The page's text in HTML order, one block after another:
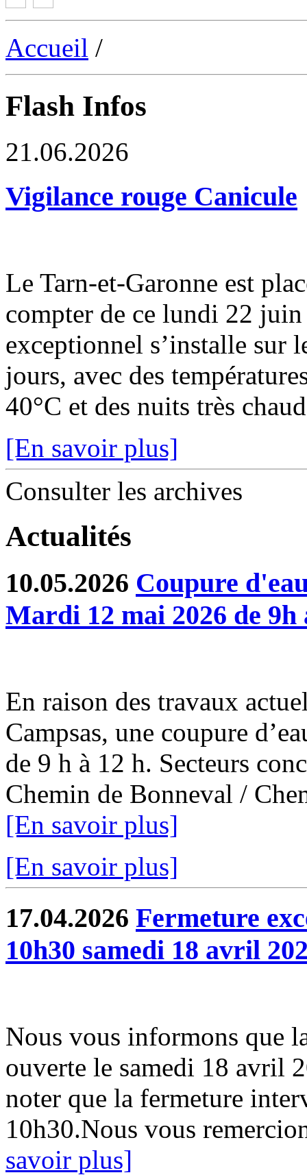
Accueil /
Flash Infos
21.06.2026
Vigilance rouge Canicule
Le Tarn-et-Garonne est
compter de ce lundi 22
exceptionnel s’installe sur
jours, avec des
40°C et des nuits très
[En savoir plus]
Consulter les archives
Actualités
10.05.2026 Coupure
Mardi 12 mai 2026 de 9h
En raison des travaux
Campsas, une coupure
de 9 h à 12 h. Secteurs
Chemin de Bonneval /
[En savoir plus]
[En savoir plus]
17.04.2026 Fermeture
10h30 samedi 18 avril
Nous vous informons que
ouverte le samedi 18 avril
noter que la fermeture
10h30.Nous vous
savoir plus]